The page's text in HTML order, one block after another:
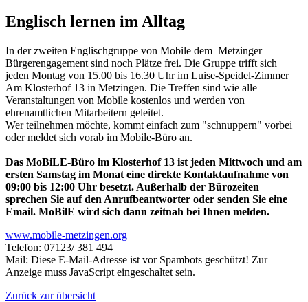
Englisch lernen im Alltag
In der zweiten Englischgruppe von Mobile dem Metzinger
Bürgerengagement sind noch Plätze frei. Die Gruppe trifft sich
jeden Montag von 15.00 bis 16.30 Uhr im Luise-Speidel-Zimmer
Am Klosterhof 13 in Metzingen. Die Treffen sind wie alle
Veranstaltungen von Mobile kostenlos und werden von
ehrenamtlichen Mitarbeitern geleitet.
Wer teilnehmen möchte, kommt einfach zum "schnuppern" vorbei
oder meldet sich vorab im Mobile-Büro an.
Das MoBiLE-Büro im Klosterhof 13 ist jeden Mittwoch und am
ersten Samstag im Monat eine direkte Kontaktaufnahme von
09:00 bis 12:00 Uhr besetzt. Außerhalb der Bürozeiten
sprechen Sie auf den Anrufbeantworter oder senden Sie eine
Email. MoBilE wird sich dann zeitnah bei Ihnen melden.
www.mobile-metzingen.org
Telefon: 07123/ 381 494
Mail: Diese E-Mail-Adresse ist vor Spambots geschützt! Zur
Anzeige muss JavaScript eingeschaltet sein.
Zurück zur übersicht